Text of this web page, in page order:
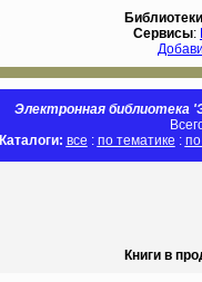
Библиотеки
Сервисы:
Электронная библиотека
Каталоги: все : по тематике :
Книги в